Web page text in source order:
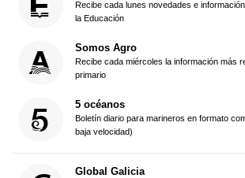
Recibe cada lunes novedades e
la Educación
Somos Agro
Recibe cada miércoles la información más
primario
5 océanos
Boletín diario para marineros en formato
baja velocidad)
Global Galicia